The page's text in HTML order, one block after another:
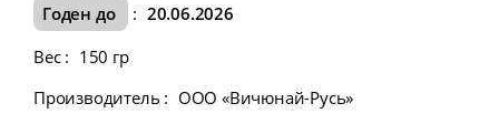
Годен до : 20.06.2026
Вес : 150 гр
Производитель : ООО «Вичюнай-Русь»